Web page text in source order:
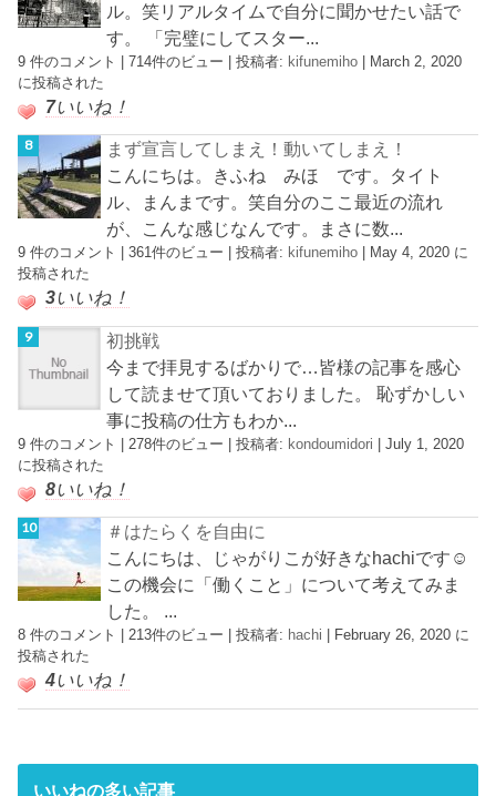
ル。笑リアルタイムで自分に聞かせたい話で
す。 「完璧にしてスター...
9 件のコメント |714件のビュー |投稿者: kifunemiho
March 2, 2020
に投稿された
7いいね！
まず宣言してしまえ！動いてしまえ！
こんにちは。きふね みほ です。タイト
ル、まんまです。笑自分のここ最近の流れ
が、こんな感じなんです。まさに数...
9 件のコメント |361件のビュー |投稿者: kifunemiho
May 4, 2020 に
投稿された
3いいね！
初挑戦
今まで拝見するばかりで…皆様の記事を感心
して読ませて頂いておりました。 恥ずかしい
事に投稿の仕方もわか...
9 件のコメント 278件のビュー |投稿者: kondoumidori |July 1, 2020
に投稿された
8いいね！
＃はたらくを自由に
こんにちは、じゃがりこが好きなhachiです☺︎
この機会に「働くこと」について考えてみま
した。 ...
8 件のコメント |213件のビュー |投稿者: hachi
February 26, 2020 に
投稿された
4いいね！
いいねの多い記事